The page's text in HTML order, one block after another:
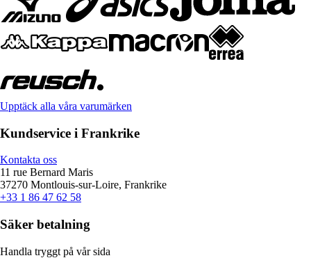
Upptäck alla våra varumärken
Kundservice i Frankrike
Kontakta oss
11 rue Bernard Maris
37270 Montlouis-sur-Loire, Frankrike
+33 1 86 47 62 58
Säker betalning
Handla tryggt på vår sida